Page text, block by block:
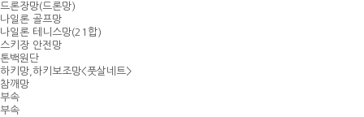
드론장망(드론망)
나일론 골프망
나일론 테니스망(21합)
스키장 안전망
톤백원단
하키망,하키보조망<풋살네트>
참깨망
부속
부속